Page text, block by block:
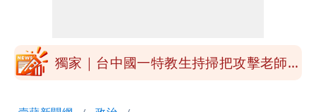
布 陸警可能相對低
獨家｜台中國一特教生持掃把攻擊老師